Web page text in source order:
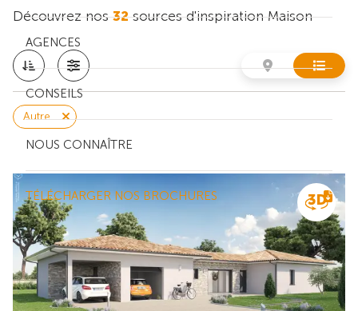
AGENCES
CONSEILS
NOUS CONNAÎTRE
TÉLÉCHARGER NOS BROCHURES
Découvrez nos32sources d'inspiration Maison
Autre